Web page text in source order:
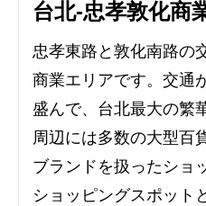
台北-忠孝敦化商
忠孝東路と敦化南路の
商業エリアです。交通
盛んで、台北最大の繁
周辺には多数の大型百
ブランドを扱ったショ
ショッピングスポット